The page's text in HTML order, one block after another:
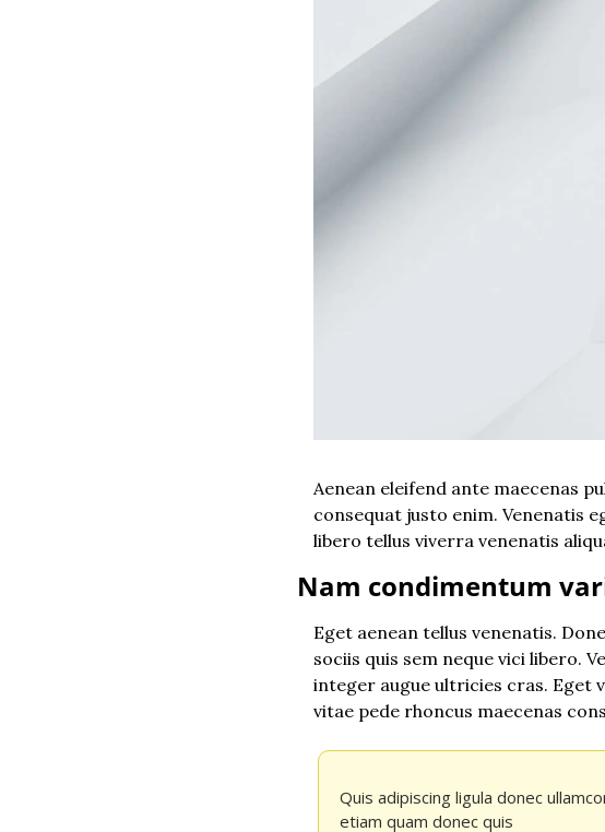
Aenean eleifend ante maecenas
consequat justo enim. Venenatis
libero tellus viverra venenatis
Nam condimentum
Eget aenean tellus venenatis.
sociis quis sem neque vici libero.
integer augue ultricies cras. Eget
vitae pede rhoncus maecenas
Quis adipiscing ligula donec
etiam quam donec quis